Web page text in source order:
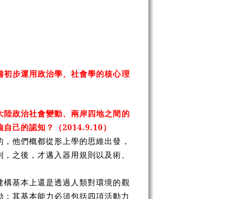
步運用政治學、社會學的核心理
政治社會變動、兩岸四地之間的
己的認知？
（2014.9.10）
他們概都從形上學的思維出發，
之後，才邁入器用規則以及術、
基本上還是透過人類對環境的觀
其基本能力必須包括四項活動力